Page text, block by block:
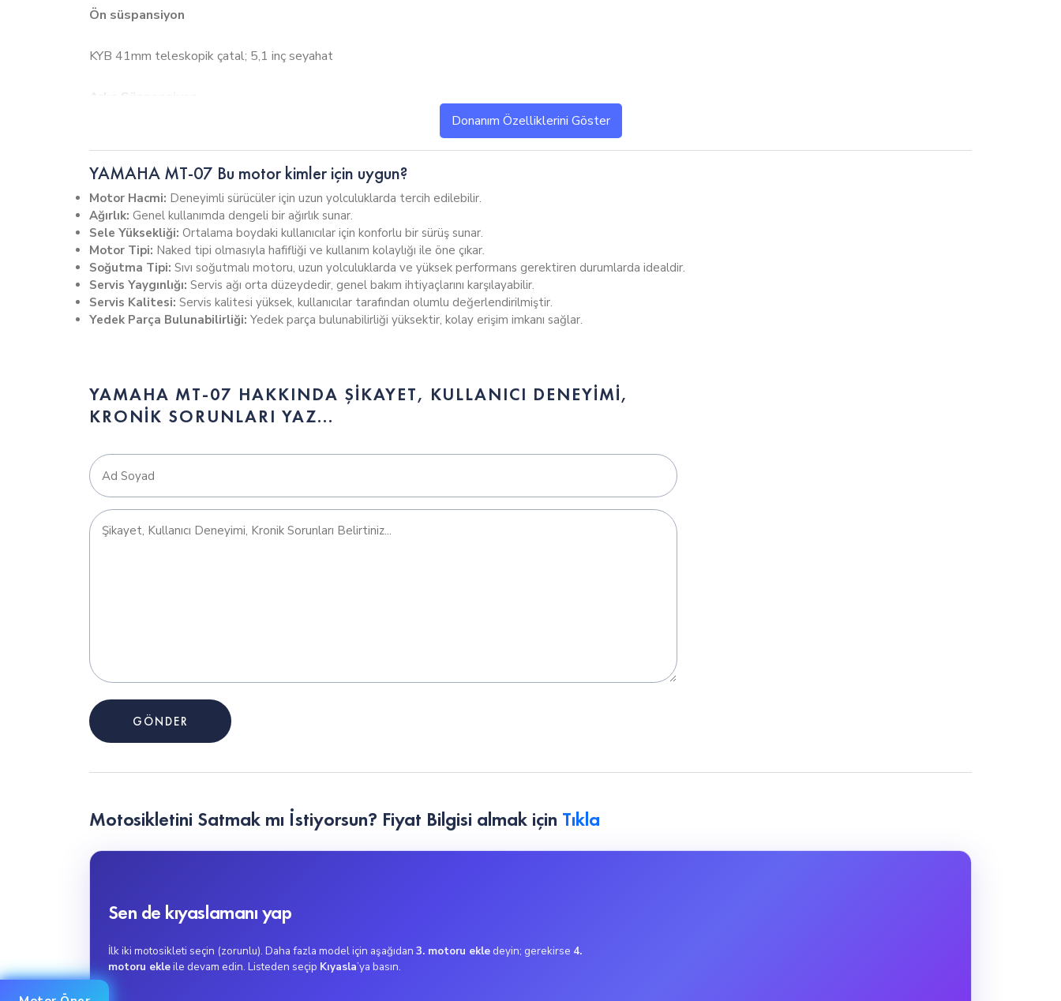
Ön süspansiyon
KYB 41mm teleskopik çatal; 5,1 inç seyahat
KYB Tek şok, ayarlanabilir ön yükleme ve geri tepme sönümlemesi; 5,1 inç seyahat
-Tam Renkli Beş İnç TFT Ekran, Yamaha Y-Connect Akıllı Telefon Bağlantısı
YAMAHA MT-07 Sıkça Sorulan Sorular (SSS)
YAMAHA MT-07 Kaç CC?
YAMAHA MT-07 Fiyatı Nedir?
YAMAHA MT-07 Kaç km Hız (top speed) yapar?
YAMAHA MT-07 A2 Ehliyet ile kullanılabilir mi?
YAMAHA MT-07 100km de kaç litre benzin yakıyor?
Donanım Özelliklerini Göster
YAMAHA MT-07 Bu motor kimler için uygun?
Motor Hacmi: Deneyimli sürücüler için uzun yolculuklarda tercih edilebilir.
Ağırlık: Genel kullanımda dengeli bir ağırlık sunar.
Sele Yüksekliği: Ortalama boydaki kullanıcılar için konforlu bir sürüş sunar.
Motor Tipi: Naked tipi olmasıyla hafifliği ve kullanım kolaylığı ile öne çıkar.
Soğutma Tipi: Sıvı soğutmalı motoru, uzun yolculuklarda ve yüksek performans gerektiren durumlarda idealdir.
Servis Yaygınlığı: Servis ağı orta düzeydedir, genel bakım ihtiyaçlarını karşılayabilir.
Servis Kalitesi: Servis kalitesi yüksek, kullanıcılar tarafından olumlu değerlendirilmiştir.
Yedek Parça Bulunabilirliği: Yedek parça bulunabilirliği yüksektir, kolay erişim imkanı sağlar.
YAMAHA MT-07 HAKKINDA ŞIKAYET, KULLANICI DENEYIMI,
KRONIK SORUNLARI YAZ...
Motosikletini Satmak mı İstiyorsun? Fiyat Bilgisi almak için Tıkla
Sen de kıyaslamanı yap
İlk iki motosikleti seçin (zorunlu). Daha fazla model için aşağıdan 3. motoru ekledeyin; gerekirse 4.
motoru ekleile devam edin. Listeden seçip Kıyasla’ya basın.